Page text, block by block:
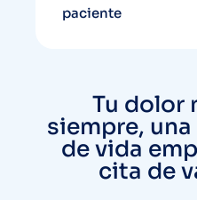
paciente
Tu dolor
siempre,
de vida
cita de